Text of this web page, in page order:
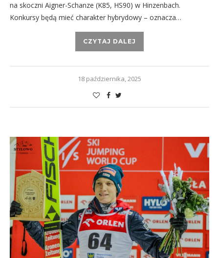
na skoczni Aigner-Schanze (K85, HS90) w Hinzenbach.
Konkursy będą mieć charakter hybrydowy – oznacza…
CZYTAJ DALEJ
18 października, 2025